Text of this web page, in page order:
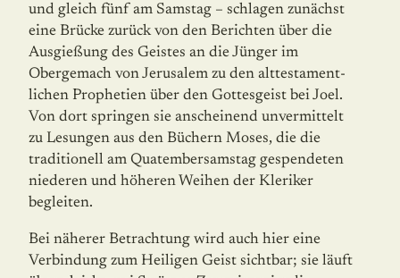
und gleich fünf am Samstag – schlagen zunächst
eine Brücke zurück von den Berichten über die
Ausgießung des Geistes an die Jünger im
Obergemach von Jerusalem zu den alttesta­ment­
lichen Prophetien über den Gottesgeist bei Joel.
Von dort springen sie anscheinend unvermittelt
zu Lesungen aus den Büchern Moses, die die
traditionell am Quatember­samstag gespendeten
niederen und höheren Weihen der Kleriker
begleiten.
Bei näherer Betrachtung wird auch hier eine
Verbindung zum Heiligen Geist sichtbar; sie läuft